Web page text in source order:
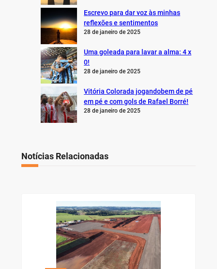
Escrevo para dar voz às minhas
reflexões e sentimentos
28 de janeiro de 2025
Uma goleada para lavar a alma: 4 x
0!
28 de janeiro de 2025
Vitória Colorada jogandobem de pé
em pé e com gols de Rafael Borré!
28 de janeiro de 2025
Notícias Relacionadas